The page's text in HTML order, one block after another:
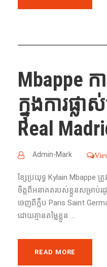
Mbappe
ក្នុងការផ្ល
Real
Admin-Mark
ខ្សែ​ប្រយុទ្ធ​ Kylain Mbappe ត្រូ
ចិត្ត​ពី​អនាគត​របស់​ខ្លួន​សម្រាប់​​
ចេញ​ពី​ក្លឹប​ Paris Saint
ដោយគ្មានតម្លៃខ្លួន ...
READ MORE